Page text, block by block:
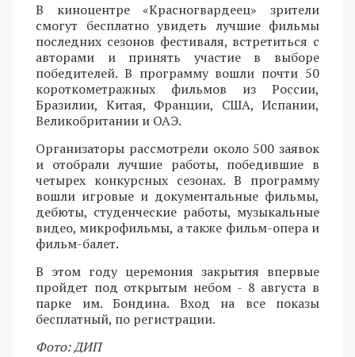
В киноцентре «Красногвардеец» зрители
смогут бесплатно увидеть лучшие фильмы
последних сезонов фестиваля, встретиться с
авторами и принять участие в выборе
победителей. В программу вошли почти 50
короткометражных фильмов из России,
Бразилии, Китая, Франции, США, Испании,
Великобритании и ОАЭ.
Организаторы рассмотрели около 500 заявок
и отобрали лучшие работы, победившие в
четырех конкурсных сезонах. В программу
вошли игровые и документальные фильмы,
дебюты, студенческие работы, музыкальные
видео, микрофильмы, а также фильм-опера и
фильм-балет.
В этом году церемония закрытия впервые
пройдет под открытым небом - 8 августа в
парке им. Бондина. Вход на все показы
бесплатный, по регистрации.
Фото: ДИП